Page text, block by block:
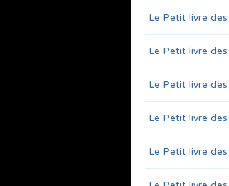
Le Petit livre
Le Petit livre
Le Petit livre
Le Petit livre
Le Petit livre